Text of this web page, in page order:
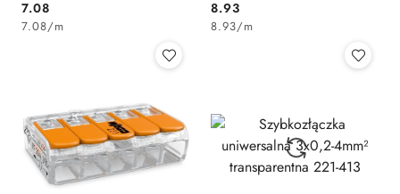
Cena:
Cena:
7.08
7.08/m
Cena:
Cena:
8.93
8.93/m